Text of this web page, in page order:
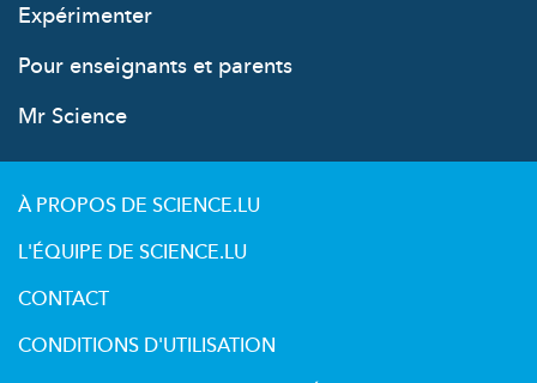
Expérimenter
Pour enseignants et parents
Mr Science
À PROPOS DE SCIENCE.LU
L'ÉQUIPE DE SCIENCE.LU
CONTACT
CONDITIONS D'UTILISATION